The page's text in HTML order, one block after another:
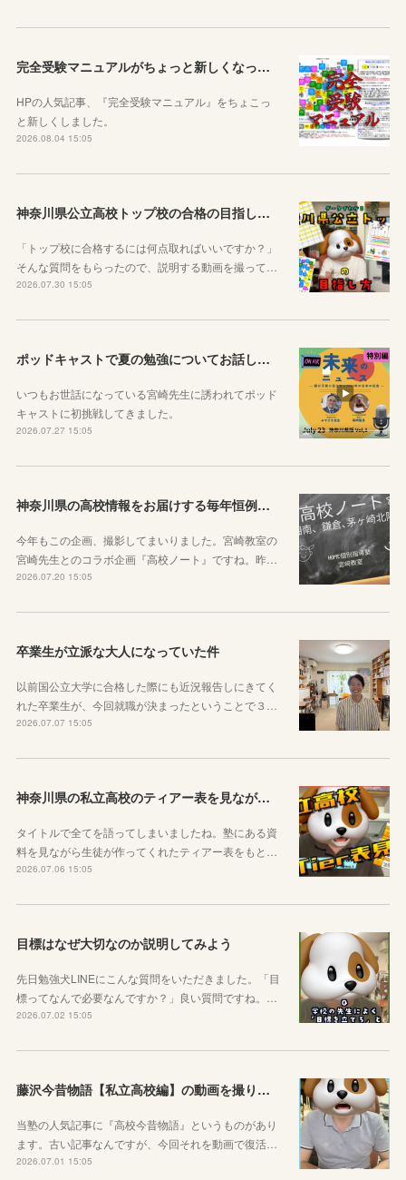
完全受験マニュアルがちょっと新しくなったよ！
HPの人気記事、『完全受験マニュアル』をちょこっ
と新しくしました。
2026.08.04 15:05
神奈川県公立高校トップ校の合格の目指し方について動画をアップしました
「トップ校に合格するには何点取ればいいですか？」
そんな質問をもらったので、説明する動画を撮って…
2026.07.30 15:05
ポッドキャストで夏の勉強についてお話ししています！
いつもお世話になっている宮崎先生に誘われてポッド
キャストに初挑戦してきました。
2026.07.27 15:05
神奈川県の高校情報をお届けする毎年恒例のコラボ企画のお知らせ
今年もこの企画、撮影してまいりました。宮崎教室の
宮崎先生とのコラボ企画『高校ノート』ですね。昨…
2026.07.20 15:05
卒業生が立派な大人になっていた件
以前国公立大学に合格した際にも近況報告しにきてく
れた卒業生が、今回就職が決まったということで３…
2026.07.07 15:05
神奈川県の私立高校のティアー表を見ながら話す動画を作りました！
タイトルで全てを語ってしまいましたね。塾にある資
料を見ながら生徒が作ってくれたティアー表をもと…
2026.07.06 15:05
目標はなぜ大切なのか説明してみよう
先日勉強犬LINEにこんな質問をいただきました。「目
標ってなんで必要なんですか？」良い質問ですね。…
2026.07.02 15:05
藤沢今昔物語【私立高校編】の動画を撮りました！
当塾の人気記事に『高校今昔物語』というものがあり
ます。古い記事なんですが、今回それを動画で復活…
2026.07.01 15:05